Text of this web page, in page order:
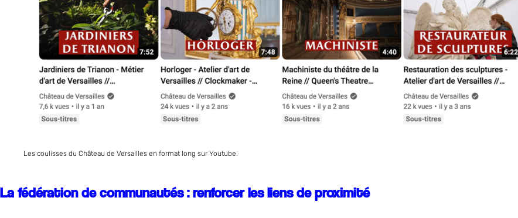
Les coulisses du Château de Versailles en format long sur Youtube.
La fédération de communautés : renforcer les liens de proximité